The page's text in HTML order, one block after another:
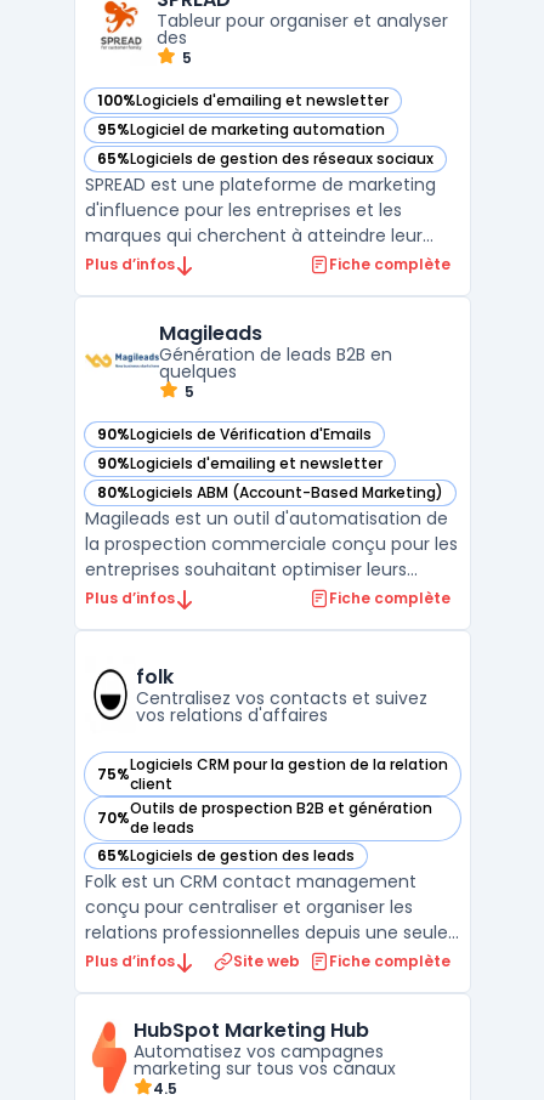
Tableur pour organiser et analyser
des
5
100%Logiciels d'emailing et newsletter
— voir SPREAD dans cette catégorie
95%Logiciel de marketing automation
— voir SPREAD dans cette catégorie
65%Logiciels de gestion des réseaux sociaux
— voir SPREAD dans cette catégorie
SPREAD est une plateforme de marketing
d'influence pour les entreprises et les
marques qui cherchent à atteindre leur
public cible via les influenceurs. La
leur niche et de les contacter directement
pour des campagnes publ ...
Plus d’infos Fiche complète
Magileads
Génération de leads B2B en
quelques
5
90%Logiciels de Vérification d'Emails
— voir Magileads dans cette catégorie
90%Logiciels d'emailing et newsletter
— voir Magileads dans cette catégorie
80%Logiciels ABM (Account-Based Marketing)
— voir Magileads dans cette catégorie
Magileads est un outil d'automatisation de
la prospection commerciale conçu pour les
entreprises souhaitant optimiser leurs
campagnes de génération de leads B2B. Ce
depuis la collecte de contacts qualifiés
jusqu'à la ges ...
Plus d’infos Fiche complète
folk
Centralisez vos contacts et suivez
vos relations d'affaires
75%Logiciels CRM pour la gestion de la relation
client
— voir folk dans cette catégorie
70%Outils de prospection B2B et génération
de leads
— voir folk dans cette catégorie
65%Logiciels de gestion des leads
— voir folk dans cette catégorie
Folk est un CRM contact management
conçu pour centraliser et organiser les
relations professionnelles depuis une seule
interface. Destiné aux équipes de petite
travailleurs indépendants ou responsables
partenariat ...
Plus d’infos Site web Fiche complète
HubSpot Marketing Hub
Automatisez vos campagnes
marketing sur tous vos canaux
4.5